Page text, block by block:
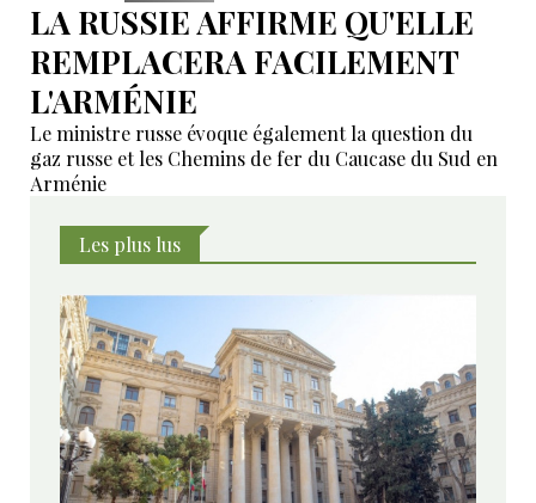
LA RUSSIE AFFIRME QU'ELLE
REMPLACERA FACILEMENT
L'ARMÉNIE
Le ministre russe évoque également la question du
gaz russe et les Chemins de fer du Caucase du Sud en
Arménie
Les plus lus